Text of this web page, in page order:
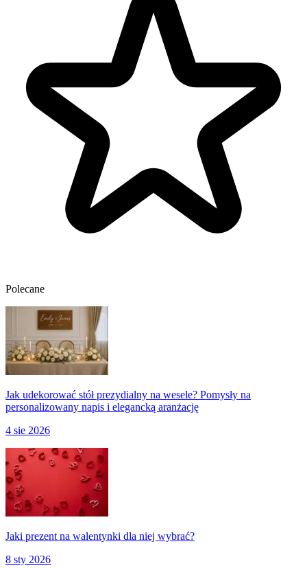
Polecane
Jak udekorować stół prezydialny na wesele? Pomysły na
personalizowany napis i elegancką aranżację
4 sie 2026
Jaki prezent na walentynki dla niej wybrać?
8 sty 2026